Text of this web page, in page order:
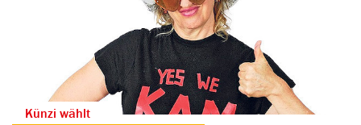
Künzi wählt